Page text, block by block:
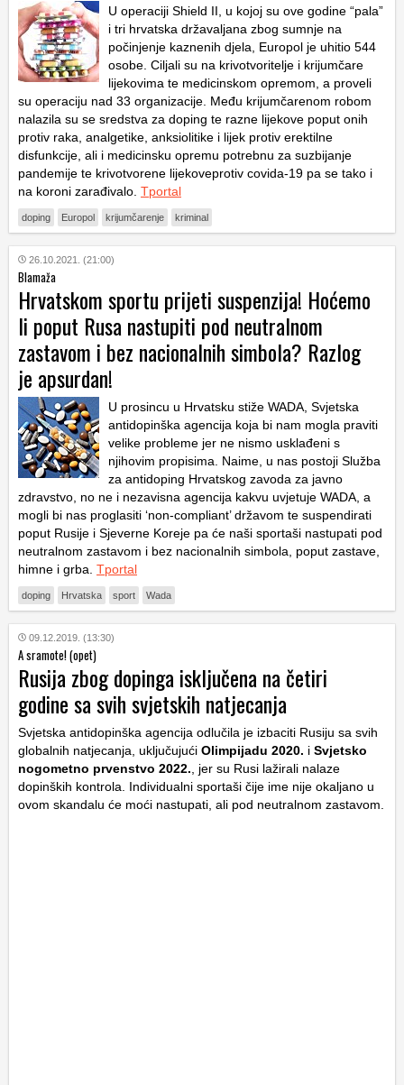
U operaciji Shield II, u kojoj su ove godine “pala”
i tri hrvatska državaljana zbog sumnje na
počinjenje kaznenih djela, Europol je uhitio 544
osobe. Ciljali su na krivotvoritelje i krijumčare
lijekovima te medicinskom opremom, a proveli
su operaciju nad 33 organizacije. Među krijumčarenom robom
nalazila su se sredstva za doping te razne lijekove poput onih
protiv raka, analgetike, anksiolitike i lijek protiv erektilne
disfunkcije, ali i medicinsku opremu potrebnu za suzbijanje
pandemije te krivotvorene lijekoveprotiv covida-19 pa se tako i
na koroni zarađivalo. Tportal
doping Europol krijumčarenje kriminal
26.10.2021. (21:00)
Blamaža
Hrvatskom sportu prijeti suspenzija! Hoćemo
li poput Rusa nastupiti pod neutralnom
zastavom i bez nacionalnih simbola? Razlog
je apsurdan!
U prosincu u Hrvatsku stiže WADA, Svjetska
antidopinška agencija koja bi nam mogla praviti
velike probleme jer ne nismo usklađeni s
njihovim propisima. Naime, u nas postoji Služba
za antidoping Hrvatskog zavoda za javno
zdravstvo, no ne i nezavisna agencija kakvu uvjetuje WADA, a
mogli bi nas proglasiti ‘non-compliant’ državom te suspendirati
poput Rusije i Sjeverne Koreje pa će naši sportaši nastupati pod
neutralnom zastavom i bez nacionalnih simbola, poput zastave,
himne i grba. Tportal
doping Hrvatska sport Wada
09.12.2019. (13:30)
A sramote! (opet)
Rusija zbog dopinga isključena na četiri
godine sa svih svjetskih natjecanja
Svjetska antidopinška agencija odlučila je izbaciti Rusiju sa svih
globalnih natjecanja, uključujući Olimpijadu 2020. i Svjetsko
nogometno prvenstvo 2022. , jer su Rusi lažirali nalaze
dopinških kontrola. Individualni sportaši čije ime nije okaljano u
ovom skandalu će moći nastupati, ali pod neutralnom zastavom.